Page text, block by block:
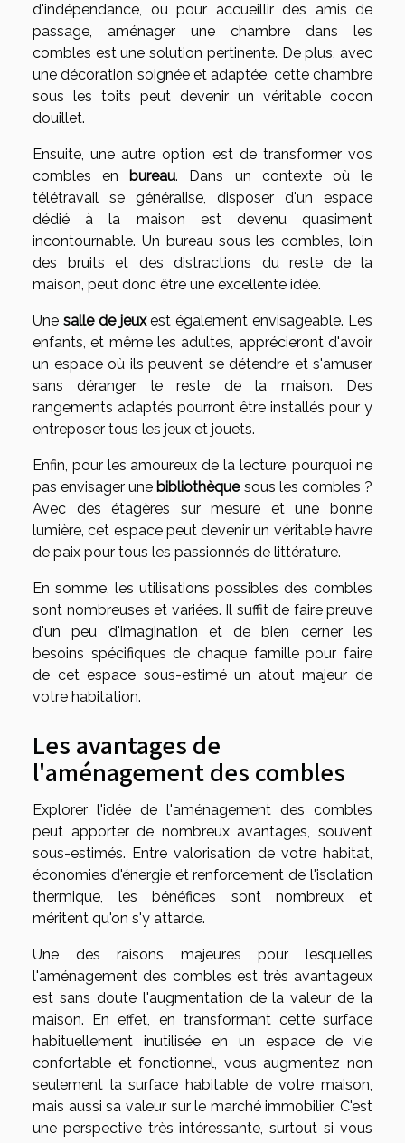
d'indépendance, ou pour accueillir des amis de
passage, aménager une chambre dans les
combles est une solution pertinente. De plus, avec
une décoration soignée et adaptée, cette chambre
sous les toits peut devenir un véritable cocon
douillet.
Ensuite, une autre option est de transformer vos
combles en bureau. Dans un contexte où le
télétravail se généralise, disposer d'un espace
dédié à la maison est devenu quasiment
incontournable. Un bureau sous les combles, loin
des bruits et des distractions du reste de la
maison, peut donc être une excellente idée.
Une salle de jeuxest également envisageable. Les
enfants, et même les adultes, apprécieront d'avoir
un espace où ils peuvent se détendre et s'amuser
sans déranger le reste de la maison. Des
rangements adaptés pourront être installés pour y
entreposer tous les jeux et jouets.
Enfin, pour les amoureux de la lecture, pourquoi ne
pas envisager une bibliothèquesous les combles ?
Avec des étagères sur mesure et une bonne
lumière, cet espace peut devenir un véritable havre
de paix pour tous les passionnés de littérature.
En somme, les utilisations possibles des combles
sont nombreuses et variées. Il suffit de faire preuve
d'un peu d'imagination et de bien cerner les
besoins spécifiques de chaque famille pour faire
de cet espace sous-estimé un atout majeur de
votre habitation.
Les avantages de
l'aménagement des combles
Explorer l'idée de l'aménagement des combles
peut apporter de nombreux avantages, souvent
sous-estimés. Entre valorisation de votre habitat,
économies d'énergie et renforcement de l'isolation
thermique, les bénéfices sont nombreux et
méritent qu'on s'y attarde.
Une des raisons majeures pour lesquelles
l'aménagement des combles est très avantageux
est sans doute l'augmentation de la valeur de la
maison. En effet, en transformant cette surface
habituellement inutilisée en un espace de vie
confortable et fonctionnel, vous augmentez non
seulement la surface habitable de votre maison,
mais aussi sa valeur sur le marché immobilier. C'est
une perspective très intéressante, surtout si vous